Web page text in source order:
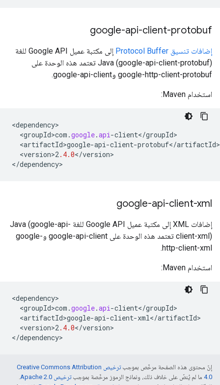
google-api-client-protobuf
إضافات تنسيق Protocol Buffer
إلى مكتبة عميل Google API للغة
Java (google-api-client-protobuf) تعتمد هذه الوحدة على
google-http-client-protobuf وgoogle-api-client.
استخدام Maven:
<dependency
<groupId>com .google.api-client</groupId
<artifactId>google-api-client-protobuf</artifactId
<version>2.4.0</version>
</dependency>
google-api-client-xml
إضافات XML إلى مكتبة عميل Google API للغة Java (google-api-
client-xml) تعتمد هذه الوحدة على google-api-client وgoogle-
http-client-xml.
استخدام Maven:
<dependency
<groupId>com .google.api-client</groupId
<artifactId>google-api-client-xml</artifactId
<version>2.4.0</version>
</dependency>
إنّ محتوى هذه الصفحة مرخّص بموجب
ترخيص Creative Commons Attribution
4.0‏ ما لم يُنصّ على خلاف ذلك، ونماذج الرموز مرخّصة بموجبترخيص Apache 2.0‏
.